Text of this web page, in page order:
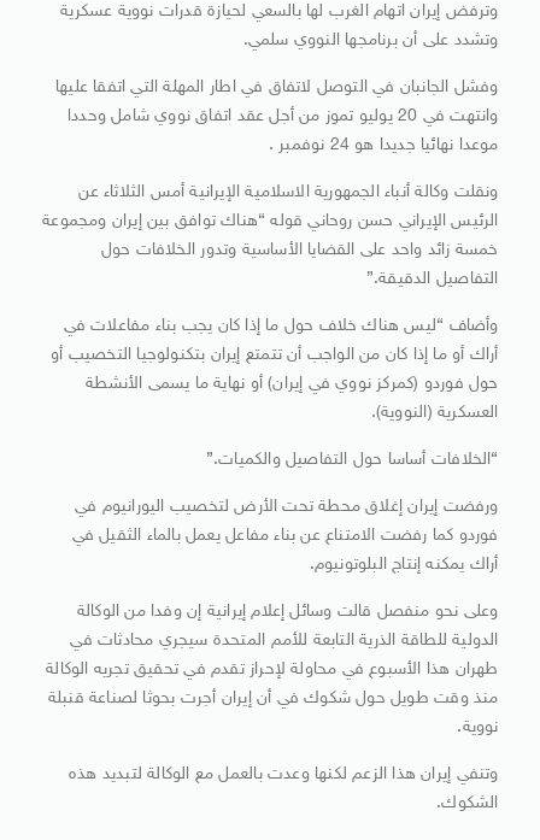
وترفض إيران اتهام الغرب لها بالسعي لحيازة قدرات نووية عسكرية
وتشدد على أن برنامجها النووي سلمي.
وفشل الجانبان في التوصل لاتفاق في اطار المهلة التي اتفقا عليها
وانتهت في 20 يوليو تموز من أجل عقد اتفاق نووي شامل وحددا
موعدا نهائيا جديدا هو 24 نوفمبر .
ونقلت وكالة أنباء الجمهورية الاسلامية الإيرانية أمس الثلاثاء عن
الرئيس الإيراني حسن روحاني قوله “هناك توافق بين إيران ومجموعة
خمسة زائد واحد على القضايا الأساسية وتدور الخلافات حول
التفاصيل الدقيقة.”
وأضاف “ليس هناك خلاف حول ما إذا كان يجب بناء مفاعلات في
أراك أو ما إذا كان من الواجب أن تتمتع إيران بتكنولوجيا التخصيب أو
حول فوردو (كمركز نووي في إيران) أو نهاية ما يسمى الأنشطة
العسكرية (النووية).
“الخلافات أساسا حول التفاصيل والكميات.”
ورفضت إيران إغلاق محطة تحت الأرض لتخصيب اليورانيوم في
فوردو كما رفضت الامتناع عن بناء مفاعل يعمل بالماء الثقيل في
أراك يمكنه إنتاج البلوتونيوم.
وعلى نحو منفصل قالت وسائل إعلام إيرانية إن وفدا من الوكالة
الدولية للطاقة الذرية التابعة للأمم المتحدة سيجري محادثات في
طهران هذا الأسبوع في محاولة لإحراز تقدم في تحقيق تجريه الوكالة
منذ وقت طويل حول شكوك في أن إيران أجرت بحوثا لصناعة قنبلة
نووية.
وتنفي إيران هذا الزعم لكنها وعدت بالعمل مع الوكالة لتبديد هذه
الشكوك.